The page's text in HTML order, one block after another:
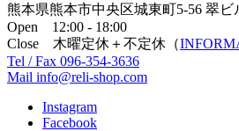
熊本県熊本市中央区城東町5-56 翠ビ
Open 12:00 - 18:00
Close 木曜定休＋不定休（
Tel / Fax 096-354-3636
Mail info@reli-shop.com
Instagram
Facebook